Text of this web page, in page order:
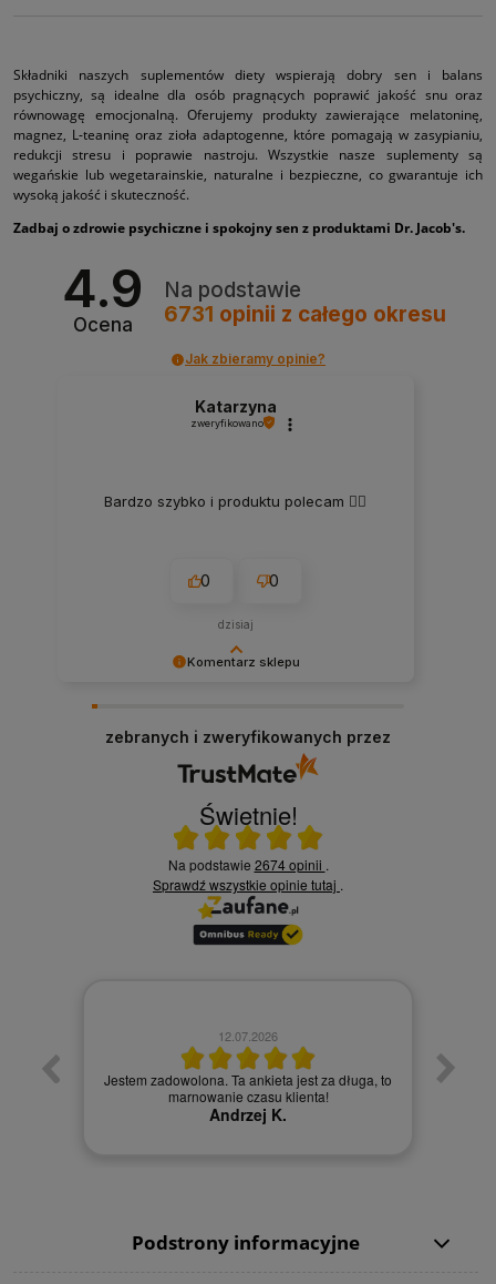
Składniki naszych suplementów diety wspierają dobry sen i balans
psychiczny, są idealne dla osób pragnących poprawić jakość snu oraz
równowagę emocjonalną. Oferujemy produkty zawierające melatoninę,
magnez, L-teaninę oraz zioła adaptogenne, które pomagają w zasypianiu,
redukcji stresu i poprawie nastroju. Wszystkie nasze suplementy są
wegańskie lub wegetarainskie, naturalne i bezpieczne, co gwarantuje ich
wysoką jakość i skuteczność.
Zadbaj o zdrowie psychiczne i spokojny sen z produktami Dr. Jacob's.
4.9
Ocena
Na podstawie
6731 opinii z całego okresu
Jak zbieramy opinie?
Komentarz sklepu
Katarzyna
zweryfikowano
Bardzo szybko i produktu polecam 👍🏻
0 0
dzisiaj
zebranych i zweryfikowanych przez
Świetnie!
Ocena średnia 5 na 5
Na podstawie 2674 opinii .
Sprawdź wszystkie opinie tutaj .
12.07.2026
Jestem zadowolona. Ta ankieta jest za długa, to
marnowanie czasu klienta!
Andrzej K.
Podstrony informacyjne